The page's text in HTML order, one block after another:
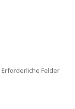
Erforderliche Felder